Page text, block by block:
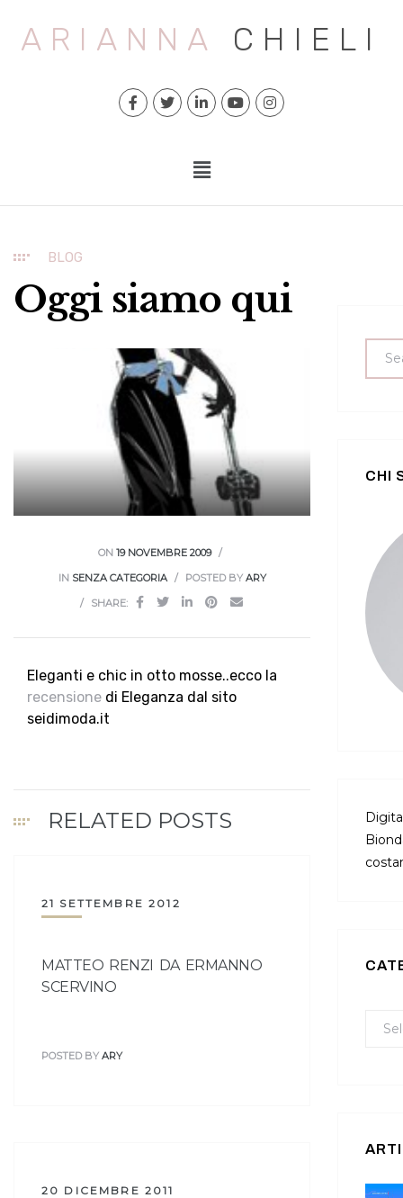
ARIANNA CHIELI
BLOG
Oggi siamo qui
ON 19 NOVEMBRE 2009
IN SENZA CATEGORIA POSTED BY ARY
SHARE:
Eleganti e chic in otto mosse..ecco la
recensione di Eleganza dal sito
seidimoda.it
RELATED POSTS
21 SETTEMBRE 2012
MATTEO RENZI DA ERMANNO
SCERVINO
POSTED BY ARY
20 DICEMBRE 2011
CHI